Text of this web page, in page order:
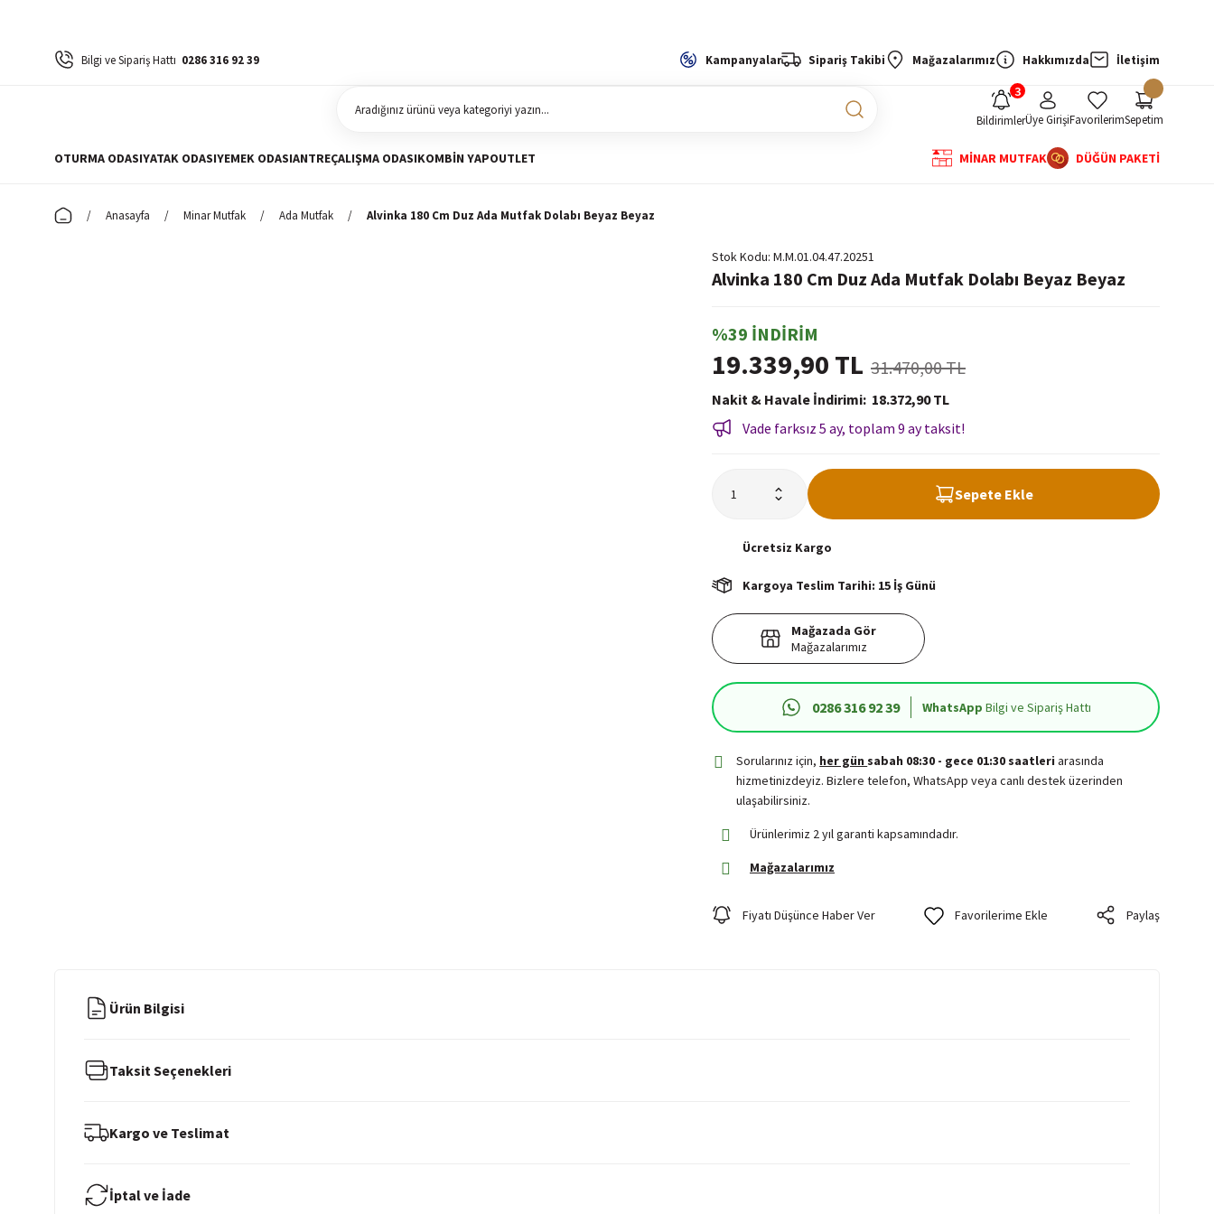
Bilgi ve Sipariş Hattı 0286 316 92 39 Kampanyalar Sipariş Takibi Mağazalarımız Hakkımızda İletişim
BildirimlerÜye GirişiFavorilerimSepetim
OTURMA ODASIYATAK ODASIYEMEK ODASIANTREÇALIŞMA ODASIKOMBIN YAPOUTLET MİNAR MUTFAK DÜĞÜN PAKETİ
Anasayfa Minar Mutfak Ada Mutfak Alvinka 180 Cm Duz Ada Mutfak Dolabı Beyaz Beyaz
Stok Kodu M.M.01.04.47.20251
Alvinka 180 Cm Duz Ada Mutfak Dolabı Beyaz Beyaz
%39 İNDİRİM
19.339,90 TL 31.470,00 TL
Nakit & Havale İndirimi 18.372,90 TL
Vade farksız 5 ay, toplam 9 ay taksit!
Sepete Ekle
Ücretsiz Kargo
Kargoya Teslim Tarihi: 15 İş Günü
Mağazada Gör
Mağazalarımız
0286 316 92 39 WhatsApp Bilgi ve Sipariş Hattı
Sorularınız için, her gün sabah 08:30 - gece 01:30 saatleriarasında
hizmetinizdeyiz. Bizlere telefon, WhatsApp veya canlı destek üzerinden
ulaşabilirsiniz.
Ürünlerimiz 2 yıl garanti kapsamındadır.
Mağazalarımız
Fiyatı Düşünce Haber Ver Paylaş
Ürün Bilgisi
Taksit Seçenekleri
Kargo ve Teslimat
İptal ve İade